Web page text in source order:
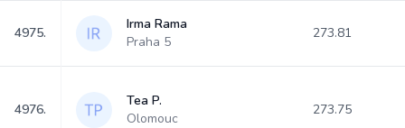
4975.
Irma Rama
Praha 5
273.81
4976.
Tea P.
Olomouc
273.75